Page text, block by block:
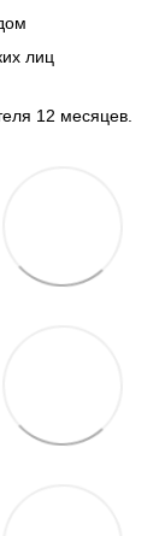
лиц
12 месяцев.